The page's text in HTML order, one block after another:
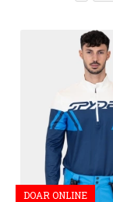
DOAR ONLINE